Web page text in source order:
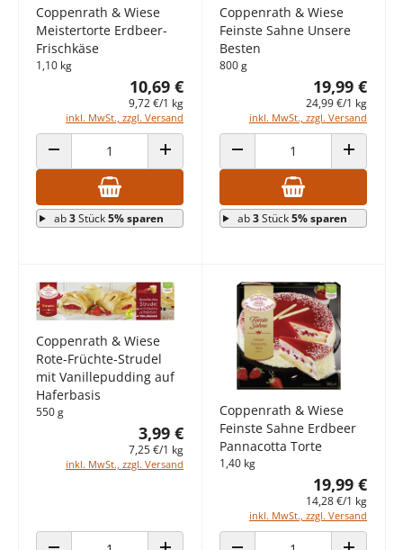
Coppenrath & Wiese
Meistertorte Erdbeer-
Frischkäse
1,10 kg
10,69 €
9,72 €/1 kg
inkl. MwSt., zzgl. Versand
ANZAHL VERRINGERN ANZAHL ERHÖHEN
ab3Stück5% sparen
Coppenrath & Wiese
Feinste Sahne Unsere
Besten
800 g
19,99 €
24,99 €/1 kg
inkl. MwSt., zzgl. Versand
ANZAHL VERRINGERN ANZAHL
ab3Stück5% sparen
Coppenrath & Wiese
Rote-Früchte-Strudel
mit Vanillepudding auf
Haferbasis
550 g
3,99 €
7,25 €/1 kg
inkl. MwSt., zzgl. Versand
Coppenrath & Wiese
Feinste Sahne Erdbeer
Pannacotta Torte
1,40 kg
19,99 €
14,28 €/1 kg
inkl. MwSt., zzgl. Versand